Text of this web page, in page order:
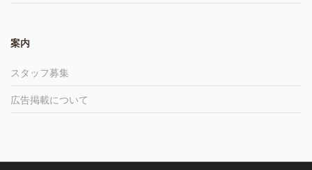
案内
スタッフ募集
広告掲載について